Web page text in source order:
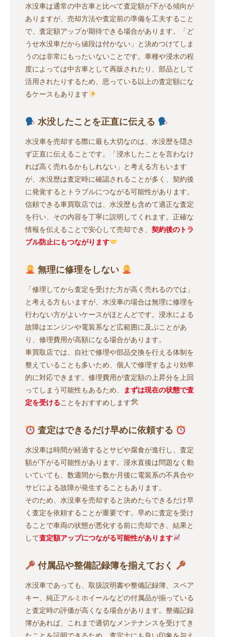
水没車は通常の中古車と比べて査定額が下がる傾向が
ありますが、売却方法や査定前の準備を工夫すること
で、査定額アップが期待できる場合があります。「ど
うせ水没車だから値段は付かない」と決めつけてしま
うのは非常にもったいないことです。車種や浸水の程
度によっては中古車として再販されたり、部品として
活用されたりするため、思っている以上の査定額にな
るケースもあります
水没したことを正直に伝える
水没車を売却する際に最も大切なのは、水没歴を隠さ
ず正直に伝えることです。「浸水したことを言わなけ
れば高く売れるかもしれない」と考える方もいます
が、水没歴は査定時に確認されることが多く、契約後
に発覚するとトラブルにつながる可能性があります。
信頼できる車買取店では、水没歴も含めて適正な査定
を行い、その内容を丁寧に説明してくれます。正確な
情報を伝えることで安心して売却でき、 契約後のトラ
ブル防止にもつながります
無理に修理をしない
「修理してから査定を受けた方が高く売れるのでは」
と考える方もいますが、水没車の場合は無理に修理を
行わない方がよいケースがほとんどです。浸水による
故障はエンジンや電装系など広範囲に及ぶことがあ
り、修理費用が高額になる場合があります。
車買取店では、自社で修理や部品交換を行える体制を
整えていることも多いため、個人で修理するより効率
的に対応できます。修理費用が査定額の上昇分を上回
ってしまう可能性もあるため、 まずは現在の状態で査
定を受けることをおすすめします
査定はできるだけ早めに依頼する
水没車は時間が経過するとサビや腐食が進行し、査定
額が下がる可能性があります。浸水直後は問題なく動
いていても、数週間から数か月後に電装系の不具合や
サビによる故障が発生することもあります。
そのため、水没車を売却すると決めたらできるだけ早
く査定を依頼することが重要です。早めに査定を受け
ることで車両の状態が悪化する前に売却でき、結果と
して査定額アップにつながる可能性があります
付属品や整備記録簿を揃えておく
水没車であっても、取扱説明書や整備記録簿、スペア
キー、純正アルミホイールなどの付属品が揃っている
と査定時の評価が高くなる場合があります。整備記録
簿があれば、これまで適切なメンテナンスを受けてき
たことを証明できるため、査定士にも良い印象を与え